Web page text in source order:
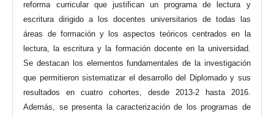
reforma curricular que justifican un programa de lectura y
escritura dirigido a los docentes universitarios de todas las
áreas de formación y los aspectos teóricos centrados en la
lectura, la escritura y la formación docente en la universidad.
Se destacan los elementos fundamentales de la investigación
que permitieron sistematizar el desarrollo del Diplomado y sus
resultados en cuatro cohortes, desde 2013-2 hasta 2016.
Además, se presenta la caracterización de los programas de